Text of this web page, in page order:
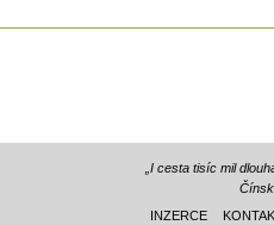
„I cesta tisíc mil
INZERCE